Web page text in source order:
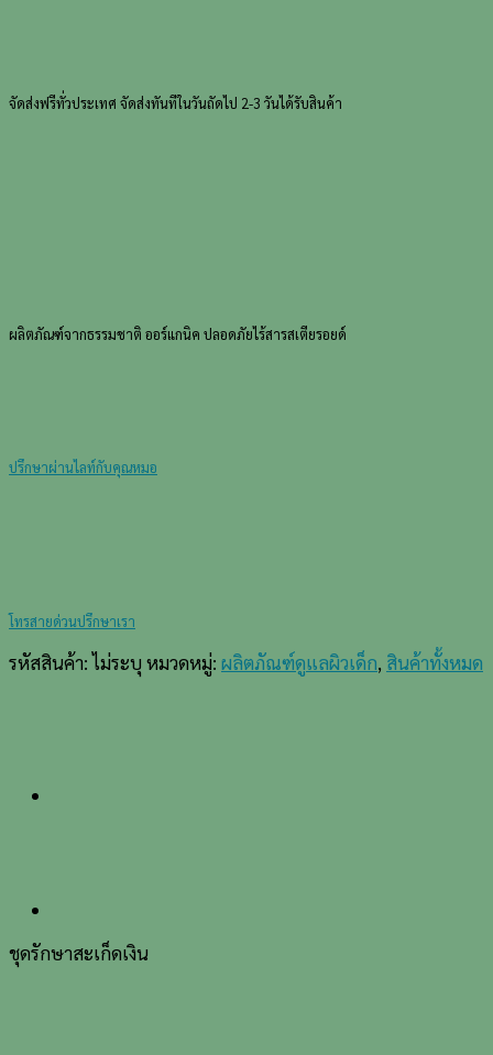
จัดส่งฟรีทั่วประเทศ จัดส่งทันทีในวันถัดไป 2-3 วันได้รับสินค้า
ผลิตภัณฑ์จากธรรมชาติ ออร์แกนิค ปลอดภัยไร้สารสเตียรอยด์
ปรึกษาผ่านไลท์กับคุณหมอ
โทรสายด่วนปรึกษาเรา
รหัสสินค้า:ไม่ระบุ หมวดหมู่: ผลิตภัณฑ์ดูแลผิวเด็ก, สินค้าทั้งหมด
ชุดรักษาสะเก็ดเงิน